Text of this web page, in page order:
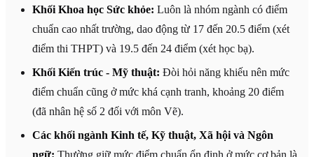
Khối Khoa học Sức khỏe: Luôn là nhóm ngành có điểm
chuẩn cao nhất trường, dao động từ 17 đến 20.5 điểm (xét
điểm thi THPT) và 19.5 đến 24 điểm (xét học bạ).
Khối Kiến trúc - Mỹ thuật: Đòi hỏi năng khiếu nên mức
điểm chuẩn cũng ở mức khá cạnh tranh, khoảng 20 điểm
(đã nhân hệ số 2 đối với môn Vẽ).
Các khối ngành Kinh tế, Kỹ thuật, Xã hội và Ngôn
ngữ: Thường giữ mức điểm chuẩn ổn định ở mức cơ bản là